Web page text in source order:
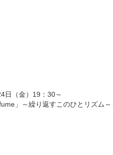
日（金）19：30～
」～繰り返すこのひとリズム